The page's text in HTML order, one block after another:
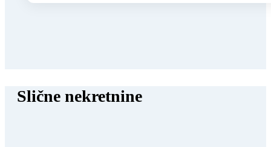
Slične nekretnine